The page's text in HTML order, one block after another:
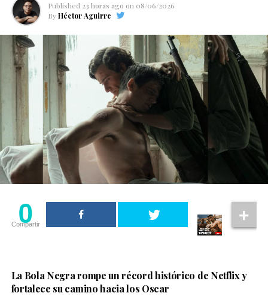
Published 23 horas ago on 08/06/2026
By Héctor Aguirre
0
Compartir
La Bola Negra rompe un récord histórico de Netflix y
fortalece su camino hacia los Oscar